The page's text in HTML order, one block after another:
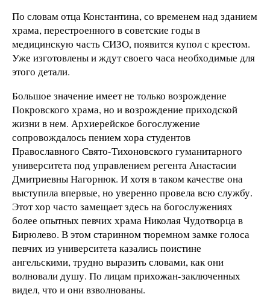
По словам отца Константина, со временем над зданием
храма, перестроенного в советские годы в
медицинскую часть СИЗО, появится купол с крестом.
Уже изготовлены и ждут своего часа необходимые для
этого детали.
Большое значение имеет не только возрождение
Покровского храма, но и возрождение приходской
жизни в нем. Архиерейское богослужение
сопровождалось пением хора студентов
Православного Свято-Тихоновского гуманитарного
университета под управлением регента Анастасии
Дмитриевны Нагорнюк. И хотя в таком качестве она
выступила впервые, но уверенно провела всю службу.
Этот хор часто замещает здесь на богослужениях
более опытных певчих храма Николая Чудотворца в
Бирюлево. В этом старинном тюремном замке голоса
певчих из университета казались поистине
ангельскими, трудно выразить словами, как они
волновали душу. По лицам прихожан-заключенных
видел, что и они взволнованы.